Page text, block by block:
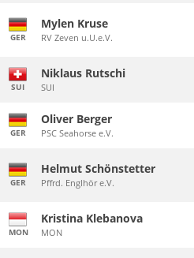
GER
Mylen Kruse
RV Zeven u.U.e.V.
SUI
Niklaus Rutschi
SUI
GER
Oliver Berger
PSC Seahorse e.V.
GER
Helmut Schönstetter
Pffrd. Englhör e.V.
MON
Kristina Klebanova
MON